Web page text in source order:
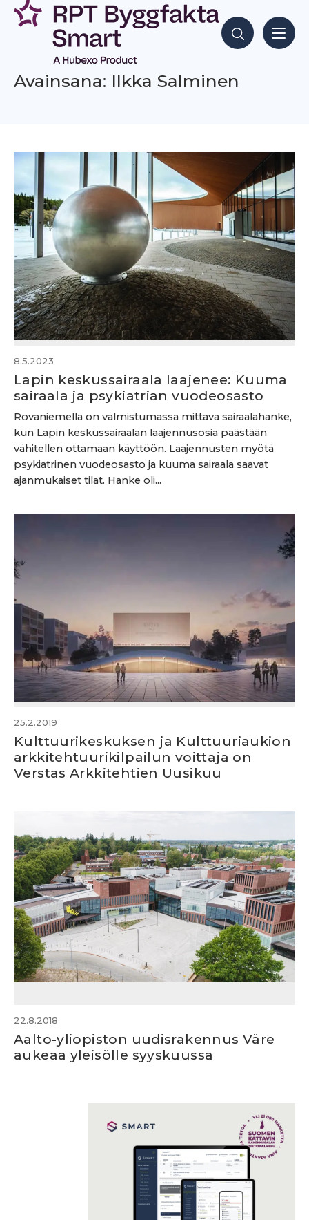
Siirry
sisältöön
Hae sisältöjä
Avainsana: Ilkka Salminen
8.5.2023
Lapin keskussairaala laajenee: Kuuma
sairaala ja psykiatrian vuodeosasto
Rovaniemellä on valmistumassa mittava sairaalahanke,
kun Lapin keskussairaalan laajennusosia päästään
vähitellen ottamaan käyttöön. Laajennusten myötä
psykiatrinen vuodeosasto ja kuuma sairaala saavat
ajanmukaiset tilat. Hanke oli...
25.2.2019
Kulttuurikeskuksen ja Kulttuuriaukion
arkkitehtuurikilpailun voittaja on
Verstas Arkkitehtien Uusikuu
22.8.2018
Aalto-yliopiston uudisrakennus Väre
aukeaa yleisölle syyskuussa